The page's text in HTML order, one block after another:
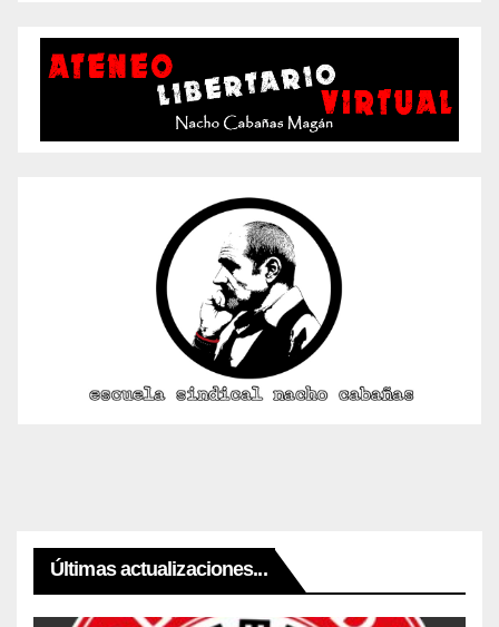
Últimas actualizaciones...